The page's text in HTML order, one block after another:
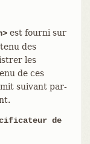
est fourni sur
des
les
de ces
suivant par-
de